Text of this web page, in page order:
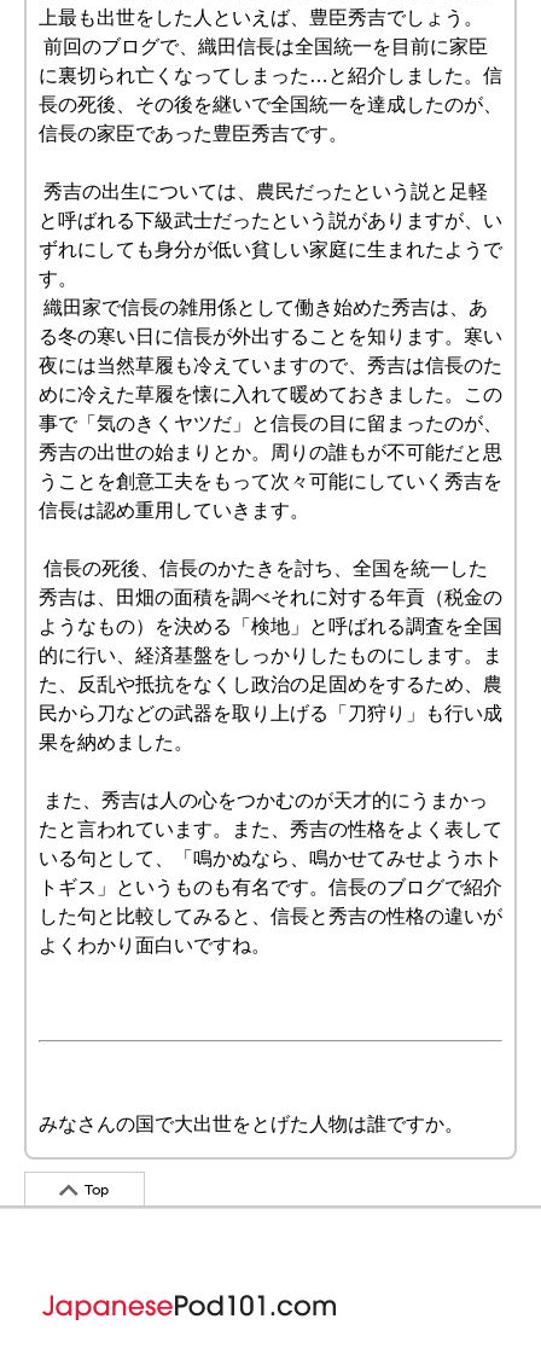
上最も出世をした人といえば、豊臣秀吉でしょう。
前回のブログで、織田信長は全国統一を目前に家臣
に裏切られ亡くなってしまった…と紹介しました。信
長の死後、その後を継いで全国統一を達成したのが、
信長の家臣であった豊臣秀吉です。
秀吉の出生については、農民だったという説と足軽
と呼ばれる下級武士だったという説がありますが、い
ずれにしても身分が低い貧しい家庭に生まれたようで
す。
織田家で信長の雑用係として働き始めた秀吉は、あ
る冬の寒い日に信長が外出することを知ります。寒い
夜には当然草履も冷えていますので、秀吉は信長のた
めに冷えた草履を懐に入れて暖めておきました。この
事で「気のきくヤツだ」と信長の目に留まったのが、
秀吉の出世の始まりとか。周りの誰もが不可能だと思
うことを創意工夫をもって次々可能にしていく秀吉を
信長は認め重用していきます。
信長の死後、信長のかたきを討ち、全国を統一した
秀吉は、田畑の面積を調べそれに対する年貢（税金の
ようなもの）を決める「検地」と呼ばれる調査を全国
的に行い、経済基盤をしっかりしたものにします。ま
た、反乱や抵抗をなくし政治の足固めをするため、農
民から刀などの武器を取り上げる「刀狩り」も行い成
果を納めました。
また、秀吉は人の心をつかむのが天才的にうまかっ
たと言われています。また、秀吉の性格をよく表して
いる句として、「鳴かぬなら、鳴かせてみせようホト
トギス」というものも有名です。信長のブログで紹介
した句と比較してみると、信長と秀吉の性格の違いが
よくわかり面白いですね。
みなさんの国で大出世をとげた人物は誰ですか。
Top